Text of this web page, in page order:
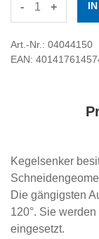
- +
Art.-Nr.: 04044150
EAN:
Kegelsenker
Die gängigsten
120°. Sie
eingesetzt.